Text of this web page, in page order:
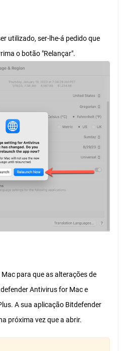
utilizado, ser-lhe-á pedido que
o botão "Relançar".
para que as alterações de
Antivirus for Mac e
A sua aplicação Bitdefender
próxima vez que a abrir.